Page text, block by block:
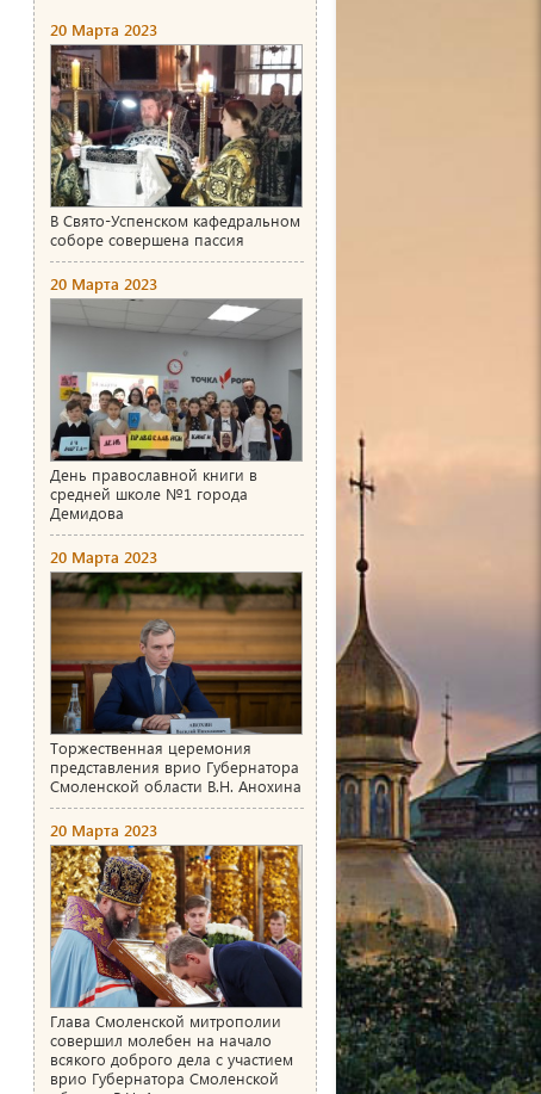
20 Марта 2023
В Свято-Успенском кафедральном
соборе совершена пассия
20 Марта 2023
День православной книги в
средней школе №1 города
Демидова
20 Марта 2023
Торжественная церемония
представления врио Губернатора
Смоленской области В.Н. Анохина
20 Марта 2023
Глава Смоленской митрополии
совершил молебен на начало
всякого доброго дела с участием
врио Губернатора Смоленской